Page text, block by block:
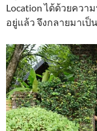
Location ได้ด้วยควา
อยู่แล้ว จึงกลายมาเ